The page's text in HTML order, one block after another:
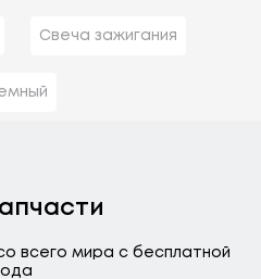
Свеча зажигания
всего мира с бесплатной